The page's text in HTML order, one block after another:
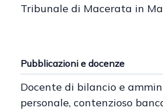
Tribunale di Macerata in
Pubblicazioni e docenze
Docente di bilancio e
personale, contenzioso